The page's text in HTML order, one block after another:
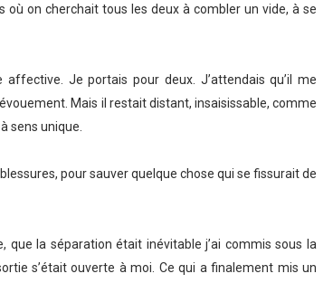
où on cherchait tous les deux à combler un vide, à se
Je portais pour deux. J’attendais qu’il me
Mais il restait distant, insaisissable, comme
sens unique.
pour sauver quelque chose qui se fissurait de
que la séparation était inévitable j’ai commis sous la
s’était ouverte à moi. Ce qui a finalement mis un